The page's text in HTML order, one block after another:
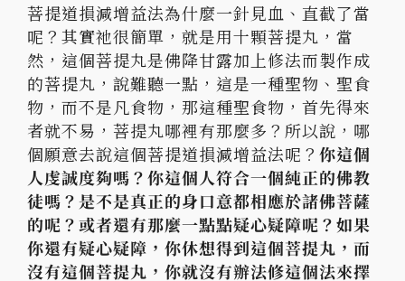
菩提道損減增益法為什麼一針見血、直截了當
呢？其實祂很簡單， 就是用十顆菩提丸，當
然， 這個菩提丸是佛降甘露加上修法而製作成
的菩提丸，說難聽一點， 這是一種聖物、聖食
物，而不是凡食物，那這種聖食物， 首先得來
者就不易，菩提丸哪裡有那麼多？所以說， 哪
個願意去說這個菩提道損減增益法呢？ 你這個
人虔誠度夠嗎？你這個人符合一個純正的佛教
徒嗎？是不是真正的身口意都相應於諸佛菩薩
的呢？或者還有那麼一點點疑心疑障呢？如果
你還有疑心疑障， 你休想得到這個菩提丸，而
沒有這個菩提丸， 你就沒有辦法修這個法來擇